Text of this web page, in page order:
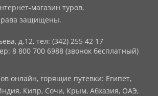
магазин туров.
защищены.
д.12, тел: (342) 255 42 17
8 800 700 6988 (звонок бесплатный)
онлайн, горящие путевки: Египет,
Кипр, Сочи, Крым, Абхазия, ОАЭ,